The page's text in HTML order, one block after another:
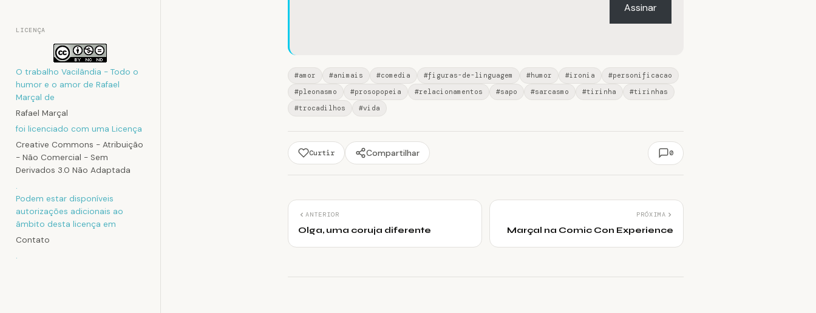
LICENÇA
O trabalho Vacilândia - Todo o
humor e o amor de Rafael
Marçal de
Rafael Marçal
foi licenciado com uma Licença
Creative Commons - Atribuição
- Não Comercial - Sem
Derivados 3.0 Não Adaptada
.
Podem estar disponíveis
autorizações adicionais ao
âmbito desta licença em
Contato
.
Assinar
#amor #animais #comedia #figuras-de-linguagem #humor #ironia
#personificacao
#pleonasmo
#prosopopeia #relacionamentos #sapo #sarcasmo #tirinha
#tirinhas
#trocadilhos
#vida
Curtir Compartilhar 0
ANTERIOR
Olga, uma coruja diferente
PRÓXIMA
Marçal na Comic Con Experience